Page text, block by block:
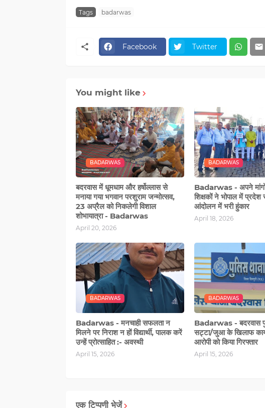
Tags badarwas
Facebook Twitter
You might like
BADARWAS
बदरवास में धूमधाम और हर्षोल्लास से
मनाया गया भगवान परशुराम जन्मोत्सव,
23 अप्रैल को निकलेगी विशाल
शोभायात्रा - Badarwas
April 20, 2026
BADARWAS
Badarwas - अपने
शिक्षकों ने भोपाल में प्रदेश
आंदोलन में भरी हुंकार
April 18, 2026
BADARWAS
Badarwas - मनचाही सफलता न
मिलने पर निराश न हों विद्यार्थी, पालक करें
उन्हें प्रोत्साहित :- अवस्थी
April 15, 2026
BADARWAS
Badarwas - बदरवास
सट्टा/जुआ के खिलाफ
आरोपी काे किया गिरफ्तार
April 15, 2026
एक टिप्पणी भेजें